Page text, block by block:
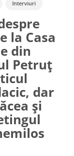
Interviuri
la Casa
din
Petruț
dar
și